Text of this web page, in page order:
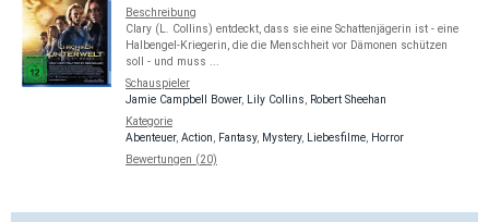
Beschreibung
Clary (L. Collins) entdeckt, dass sie eine Schattenjägerin ist - eine
Halbengel-Kriegerin, die die Menschheit vor Dämonen schützen
soll - und muss ...
Schauspieler
Jamie Campbell Bower, Lily Collins
Robert Sheehan
Kategorie
Abenteuer, Action Fantasy, Mystery, Liebesfilme
Horror
Bewertungen (20)